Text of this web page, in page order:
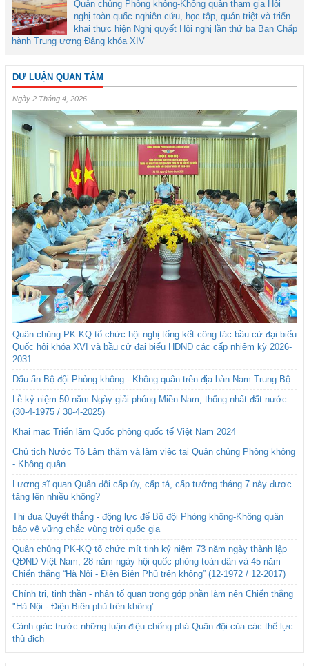
Quân chủng Phòng không-Không quân tham gia Hội
nghị toàn quốc nghiên cứu, học tập, quán triệt và triển
khai thực hiện Nghị quyết Hội nghị lần thứ ba Ban Chấp
hành Trung ương Đảng khóa XIV
DƯ LUẬN QUAN TÂM
Ngày 2 Tháng 4, 2026
Quân chủng PK-KQ tổ chức hội nghị tổng kết công tác bầu cử đại biểu
Quốc hội khóa XVI và bầu cử đại biểu HĐND các cấp nhiệm kỳ 2026-
2031
Dấu ấn Bộ đội Phòng không - Không quân trên địa bàn Nam Trung Bộ
Lễ kỷ niệm 50 năm Ngày giải phóng Miền Nam, thống nhất đất nước
(30-4-1975 / 30-4-2025)
Khai mạc Triển lãm Quốc phòng quốc tế Việt Nam 2024
Chủ tịch Nước Tô Lâm thăm và làm việc tại Quân chủng Phòng không
- Không quân
Lương sĩ quan Quân đội cấp úy, cấp tá, cấp tướng tháng 7 này được
tăng lên nhiều không?
Thi đua Quyết thắng - động lực để Bộ đội Phòng không-Không quân
bảo vệ vững chắc vùng trời quốc gia
Quân chủng PK-KQ tổ chức mít tinh kỷ niệm 73 năm ngày thành lập
QĐND Việt Nam, 28 năm ngày hội quốc phòng toàn dân và 45 năm
Chiến thắng “Hà Nội - Điện Biên Phủ trên không” (12-1972 / 12-2017)
Chính trị, tinh thần - nhân tố quan trọng góp phần làm nên Chiến thắng
"Hà Nội - Điện Biên phủ trên không"
Cảnh giác trước những luận điệu chống phá Quân đội của các thế lực
thù địch